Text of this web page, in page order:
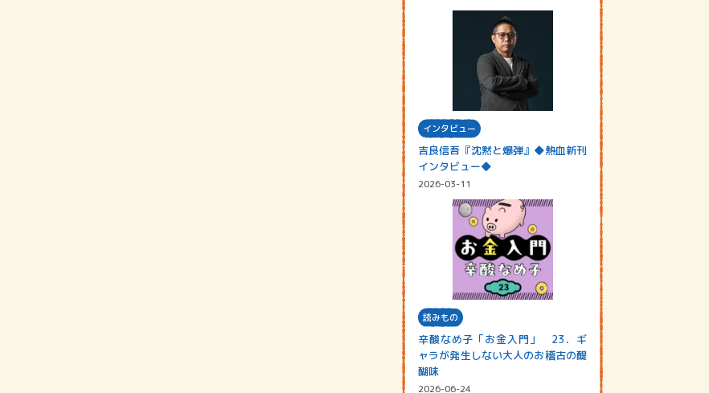
インタビュー
吉良信吾『沈黙と爆弾』◆熱血新刊
インタビュー◆
2026-03-11
読みもの
辛酸なめ子「お金入門」 23．ギ
ャラが発生しない大人のお稽古の醍
醐味
2026-06-24